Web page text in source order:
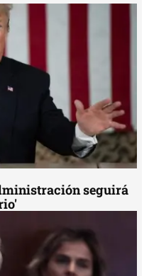
seguirá